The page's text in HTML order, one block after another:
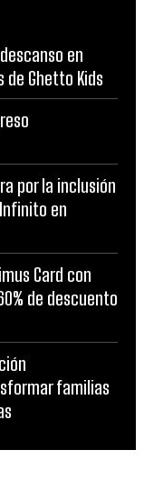
en
de Ghetto Kids
por la inclusión
en
Card con
de descuento
familias